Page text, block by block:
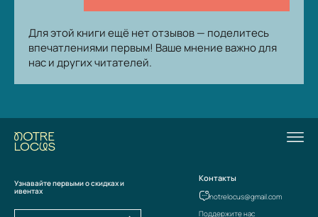
Для этой книги ещё нет отзывов — поделитесь
впечатлениями первым! Ваше мнение важно для
нас и других читателей.
Узнавайте первыми о скидках и
ивентах
Контакты
notrelocus@gmail.com
Поддержите нас